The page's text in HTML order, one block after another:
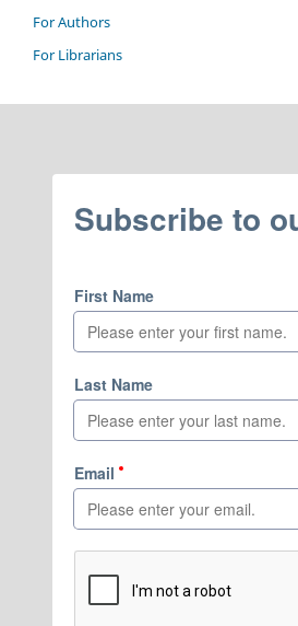
For Authors
For Librarians